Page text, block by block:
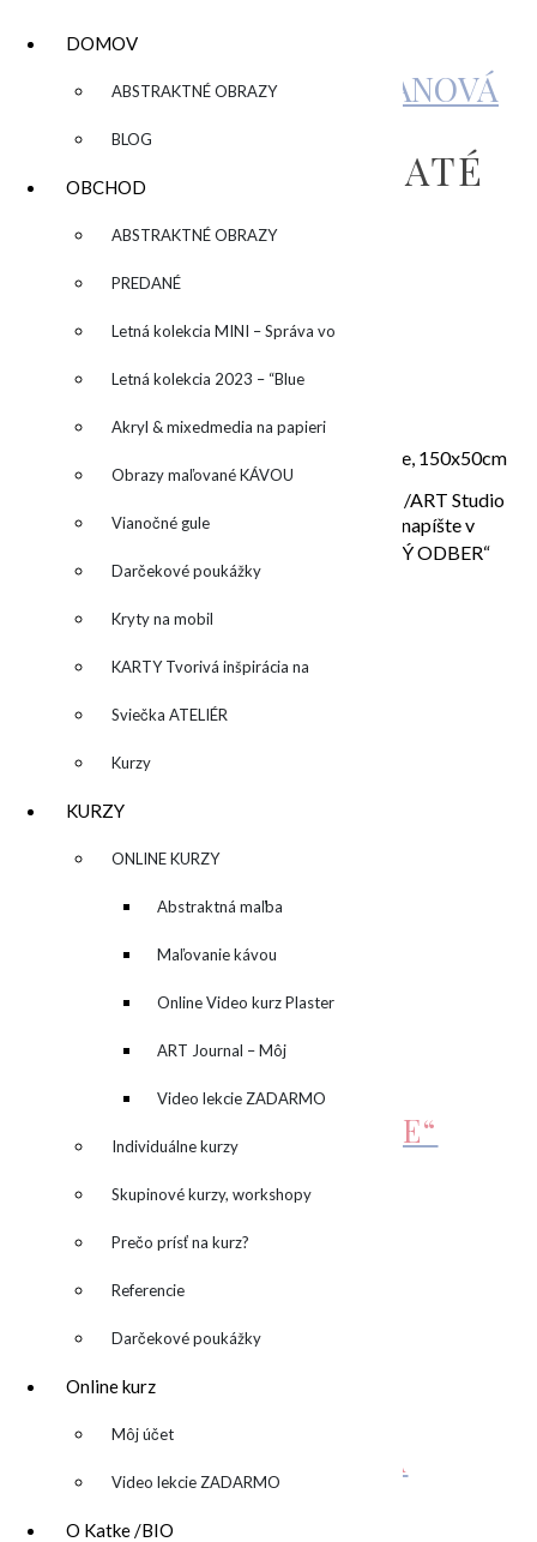
DOMOV
▼ ABSTRAKTNÉ OBRAZY
BLOG
OBCHOD
▼ ABSTRAKTNÉ OBRAZY
PREDANÉ
Letná kolekcia MINI – Správa vo
fľaši
Letná kolekcia 2023 – “Blue
SUN” – “Modré slnko”
Akryl & mixedmedia na papieri
Obrazy maľované KÁVOU
Vianočné gule
Darčekové poukážky
Kryty na mobil
KARTY Tvorivá inšpirácia na
každý deň
Sviečka ATELIÉR
Kurzy
KURZY
▼ ONLINE KURZY
▼ Abstraktná maľba
akrylom (Mixed Media)
Maľovanie kávou
Online Video kurz Plaster
ART
ART Journal – Môj
kreatívny denník
Video lekcie ZADARMO
Individuálne kurzy
Skupinové kurzy, workshopy
Prečo prísť na kurz?
Referencie
Darčekové poukážky
Online kurz
▼ Môj účet
Video lekcie ZADARMO
O Katke /BIO
KATARÍNA SUJOVÁ KALMANOVÁ
„GOLDEN SEA“/“ZLATÉ
MORE“
by
„Golden Sea“/“Zlaté more“, mixed media na plátne, 150x50cm
V prípade osobného odberu v ateliéri Bratislava /ART Studio
River /Riverpark, Dvořákovo nábrežie 4, prosím napíšte v
ďalšom kroku pri platbe do poznámky „OSOBNÝ ODBER“
Pridať do košíka
Ďalšie informácie
POPIS
ĎALŠIE INFORMÁCIE
150 × 50 × 4 cm
SÚVISIACE PRODUKTY
OBRAZ „SURPRISE ME“
690,00€ Pridať do košíka
„OLIVE & BLACK“
1.100,00€ Pridať do košíka
OBRAZ
“APPROACHING”/”NA
DOSAH”